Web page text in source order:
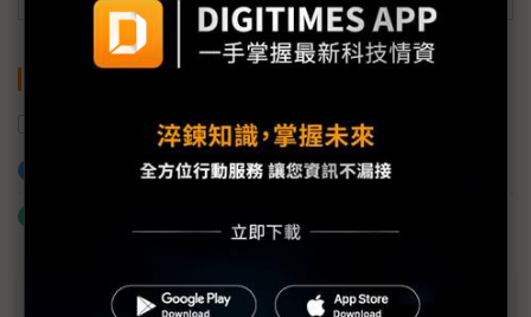
自主移動機器人
加入已選取到「關鍵字追蹤」
近７天熱門報導